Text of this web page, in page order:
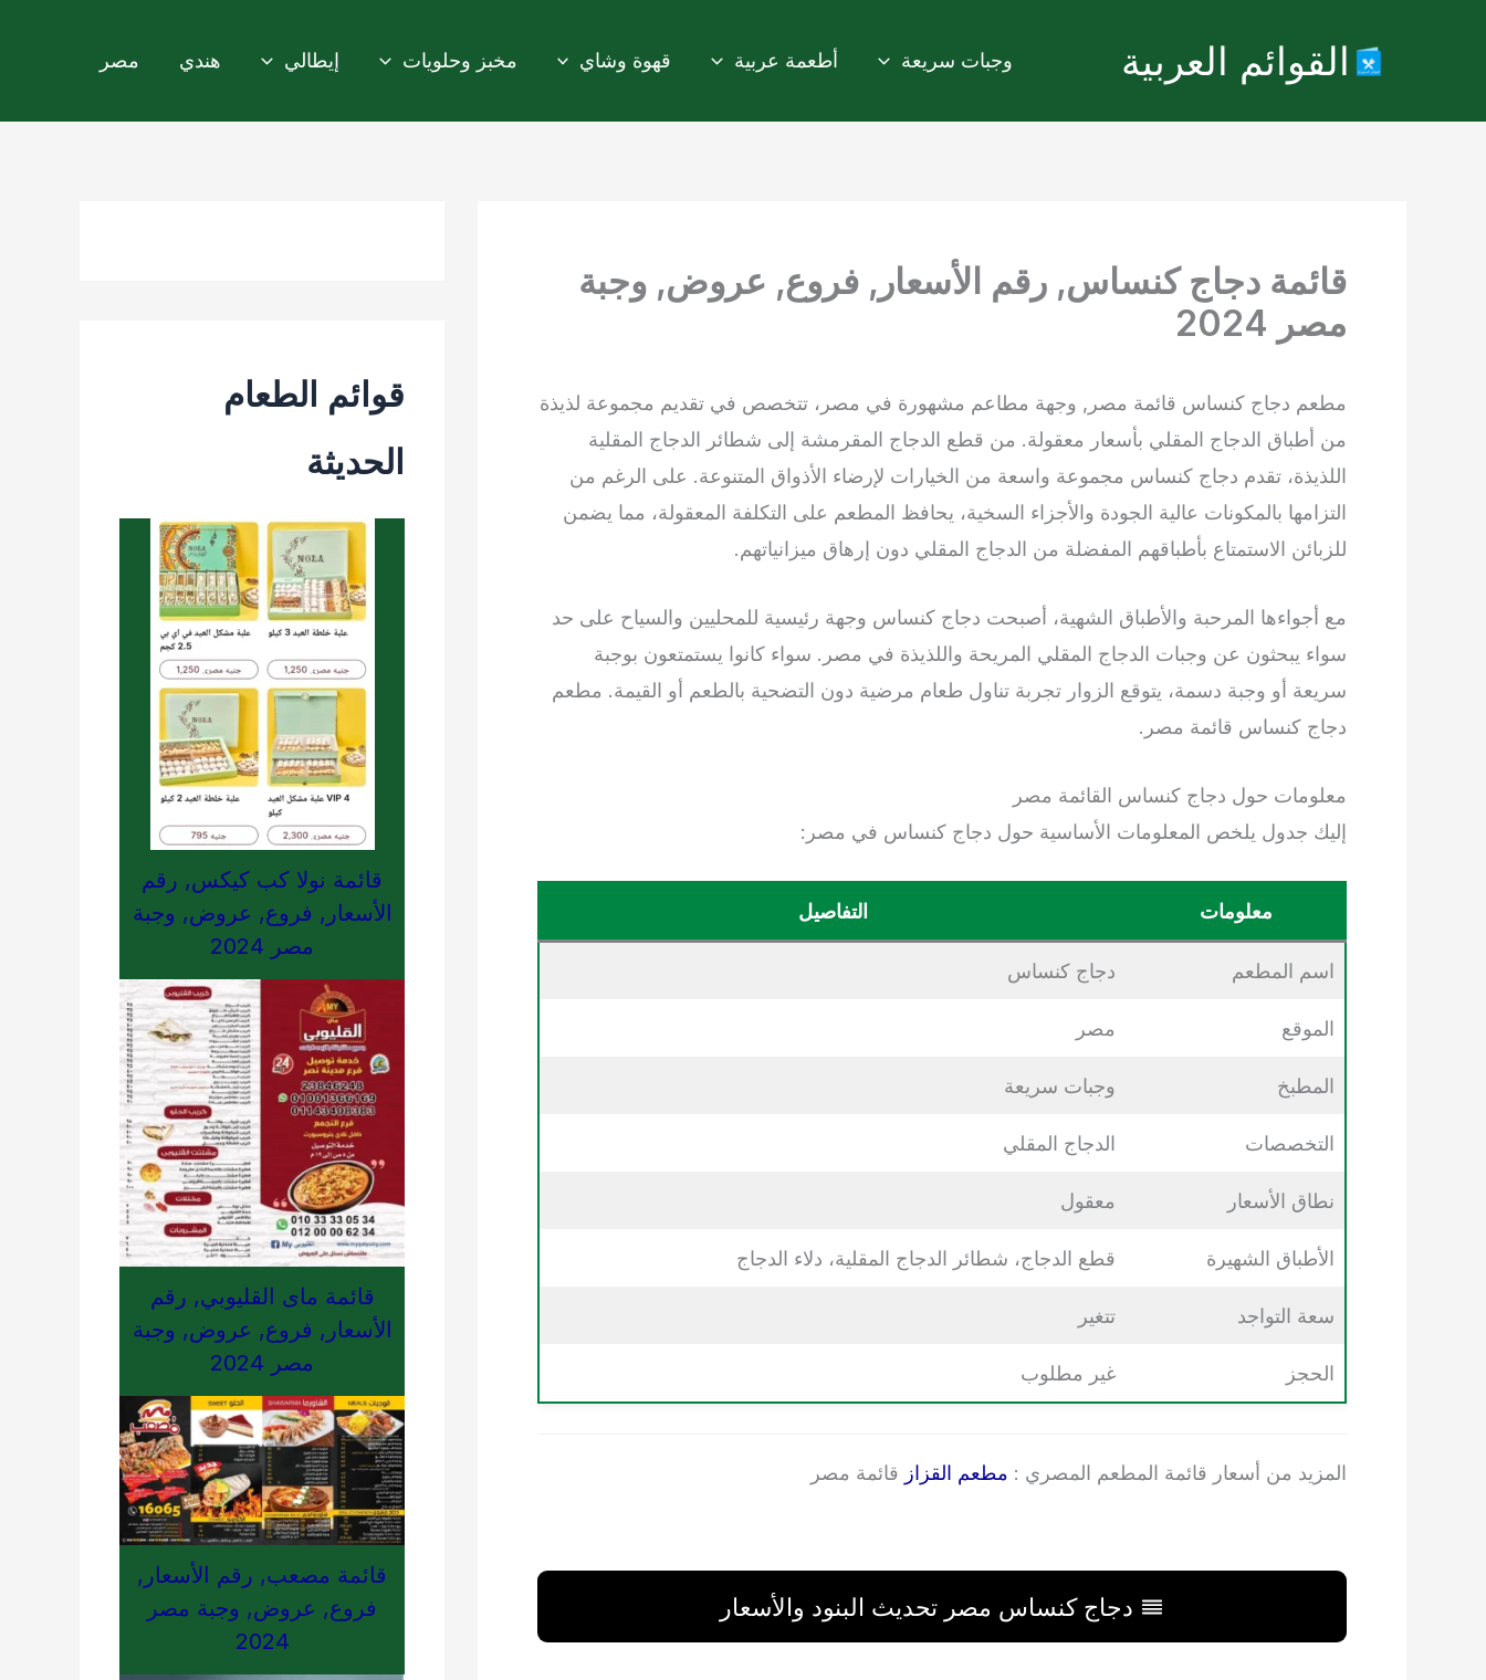
القوائم العربية وجبات سريعة أطعمة عربية قهوة وشاي مخبز وحلويات إيطالي هندي مصر
قائمة دجاج كنساس, رقم الأسعار, فروع, عروض, وجبة
مصر 2024
مطعم دجاج كنساس قائمة مصر, وجهة مطاعم مشهورة في مصر، تتخصص في تقديم مجموعة لذيذة
من أطباق الدجاج المقلي بأسعار معقولة. من قطع الدجاج المقرمشة إلى شطائر الدجاج المقلية
اللذيذة، تقدم دجاج كنساس مجموعة واسعة من الخيارات لإرضاء الأذواق المتنوعة. على الرغم من
التزامها بالمكونات عالية الجودة والأجزاء السخية، يحافظ المطعم على التكلفة المعقولة، مما يضمن
للزبائن الاستمتاع بأطباقهم المفضلة من الدجاج المقلي دون إرهاق ميزانياتهم.
مع أجواءها المرحبة والأطباق الشهية، أصبحت دجاج كنساس وجهة رئيسية للمحليين والسياح على حد
سواء يبحثون عن وجبات الدجاج المقلي المريحة واللذيذة في مصر. سواء كانوا يستمتعون بوجبة
سريعة أو وجبة دسمة، يتوقع الزوار تجربة تناول طعام مرضية دون التضحية بالطعم أو القيمة. مطعم
دجاج كنساس قائمة مصر.
معلومات حول دجاج كنساس القائمة مصر
إليك جدول يلخص المعلومات الأساسية حول دجاج كنساس في مصر:
معلومات التفاصيل
اسم المطعم دجاج كنساس
الموقع مصر
المطبخ وجبات سريعة
التخصصات الدجاج المقلي
نطاق الأسعار معقول
الأطباق الشهيرة قطع الدجاج، شطائر الدجاج المقلية، دلاء الدجاج
سعة التواجد تتغير
الحجز غير مطلوب
المزيد من أسعار قائمة المطعم المصري : مطعم القزاز قائمة مصر
دجاج كنساس مصر تحديث البنود والأسعار
قوائم الطعام
الحديثة
قائمة نولا كب كيكس, رقم
الأسعار, فروع, عروض, وجبة
مصر 2024
قائمة ماى القليوبي, رقم
الأسعار, فروع, عروض, وجبة
مصر 2024
قائمة مصعب, رقم الأسعار,
فروع, عروض, وجبة مصر
2024